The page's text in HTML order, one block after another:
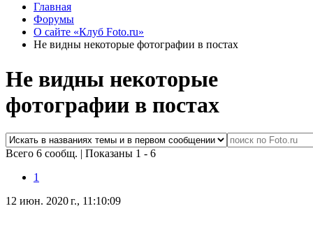
Главная
Форумы
О сайте «Клуб Foto.ru»
Не видны некоторые фотографии в постах
Не видны некоторые
фотографии в постах
Всего 6 сообщ. | Показаны 1 - 6
1
12 июн. 2020 г., 11:10:09